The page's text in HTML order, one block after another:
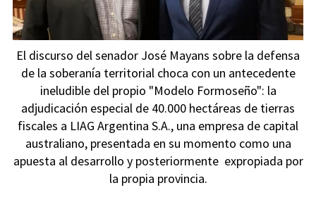
El discurso del senador José Mayans sobre la defensa
de la soberanía territorial choca con un antecedente
ineludible del propio "Modelo Formoseño": la
adjudicación especial de 40.000 hectáreas de tierras
fiscales a LIAG Argentina S.A., una empresa de capital
australiano, presentada en su momento como una
apuesta al desarrollo y posteriormente expropiada por
la propia provincia.